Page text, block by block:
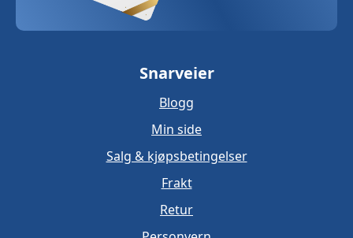
Snarveier
Blogg
Min side
Salg & kjøpsbetingelser
Frakt
Retur